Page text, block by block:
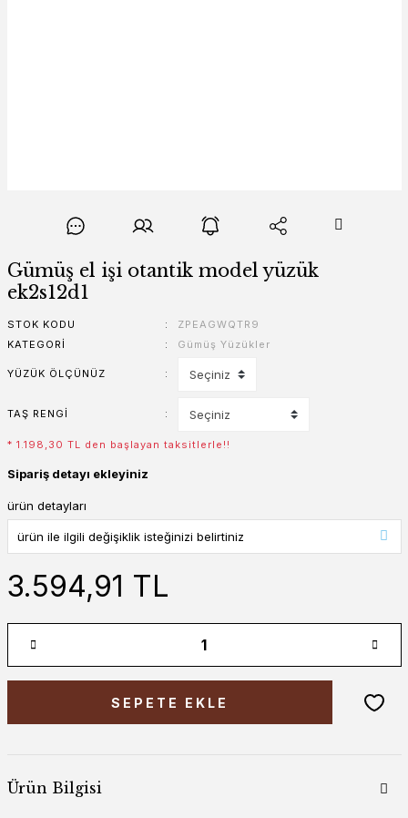
Gümüş el işi otantik model yüzük
ek2s12d1
STOK KODU
ZPEAGWQTR9
KATEGORI
Gümüş Yüzükler
YÜZÜK ÖLÇÜNÜZ
TAŞ RENGI
* 1.198,30 TL den başlayan taksitlerle!!
Sipariş detayı ekleyiniz
ürün detayları
3.594,91 TL
SEPETE EKLE
Ürün Bilgisi